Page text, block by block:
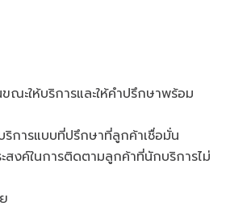
ณะให้บริการและให้คำปรึกษาพร้อม
ริการแบบที่ปรึกษาที่ลูกค้าเชื่อมั่น
สงค์ในการติดตามลูกค้าที่นักบริการไม่